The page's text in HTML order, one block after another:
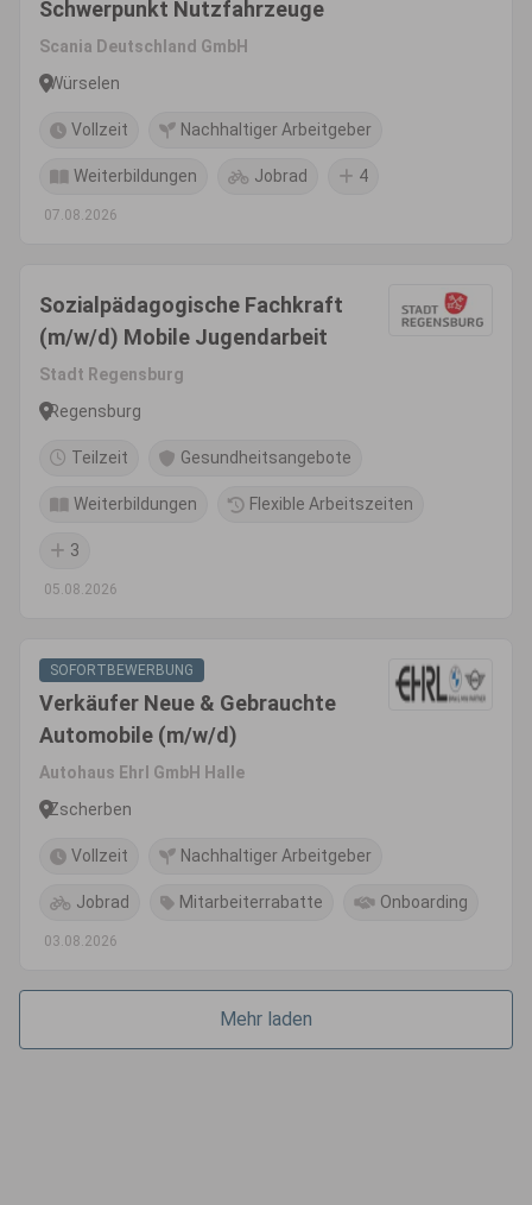
Schwerpunkt Nutzfahrzeuge
Scania Deutschland GmbH
Würselen
Vollzeit Nachhaltiger Arbeitgeber
Weiterbildungen Jobrad 4
07.08.2026
Sozialpädagogische Fachkraft
(m/w/d) Mobile Jugendarbeit
Stadt Regensburg
Regensburg
Teilzeit Gesundheitsangebote
Weiterbildungen Flexible Arbeitszeiten
3
05.08.2026
SOFORTBEWERBUNG
Verkäufer Neue & Gebrauchte
Automobile (m/w/d)
Autohaus Ehrl GmbH Halle
Zscherben
Vollzeit Nachhaltiger Arbeitgeber
Jobrad Mitarbeiterrabatte Onboarding
03.08.2026
Mehr laden